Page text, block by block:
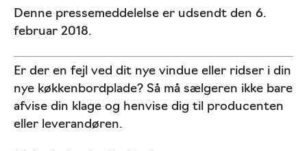
Denne pressemeddelelse er udsendt den 6.
februar 2018.
Er der en fejl ved dit nye vindue eller ridser i din
nye køkkenbordplade? Så må sælgeren ikke bare
afvise din klage og henvise dig til producenten
eller leverandøren.